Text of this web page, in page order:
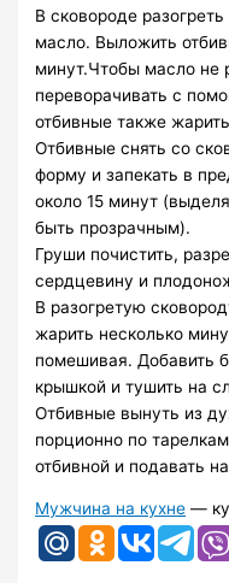
В сковороде
масло. Выложить
минут.Чтобы масло не
переворачивать с
отбивные также
Отбивные снять со
форму и запекать в
около 15 минут
быть прозрачным).
Груши почистить,
сердцевину и
В разогретую
жарить несколько
помешивая. Добавить
крышкой и тушить на
Отбивные вынуть из
порционно по
отбивной и подавать
Мужчина на кухне —